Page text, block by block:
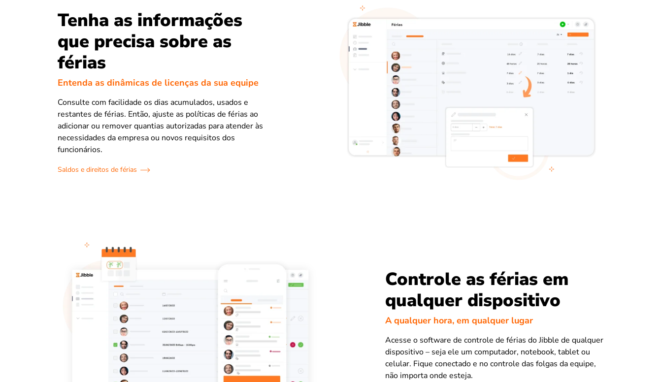
Tenha as informações
que precisa sobre as
férias
Entenda as dinâmicas de licenças da sua equipe
Consulte com facilidade os dias acumulados, usados e
restantes de férias. Então, ajuste as políticas de férias ao
adicionar ou remover quantias autorizadas para atender às
necessidades da empresa ou novos requisitos dos
funcionários.
Saldos e direitos de férias
Controle as férias em
qualquer dispositivo
A qualquer hora, em qualquer lugar
Acesse o software de controle de férias do Jibble de qualquer
dispositivo – seja ele um computador, notebook, tablet ou
celular. Fique conectado e no controle das folgas da equipe,
não importa onde esteja.